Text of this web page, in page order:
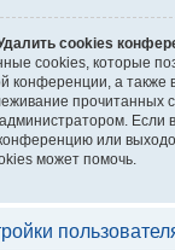
cookies
cookies, которые
конференции, а также
прочитанных
Если
или
может помочь.